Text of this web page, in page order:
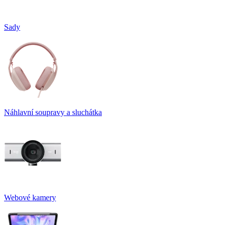
Sady
Náhlavní soupravy a sluchátka
Webové kamery